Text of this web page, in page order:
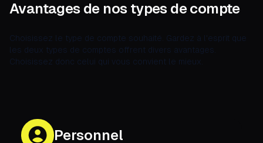
Avantages de nos types de compte
Choisissez le type de compte souhaité. Gardez à l'esprit que
les deux types de comptes offrent divers avantages.
Choisissez donc celui qui vous convient le mieux.
Personnel